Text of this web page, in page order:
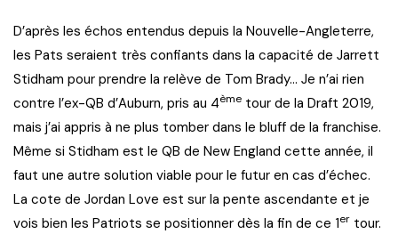
D’après les échos entendus depuis la Nouvelle-Angleterre,
les Pats seraient très confiants dans la capacité de Jarrett
Stidham pour prendre la relève de Tom Brady… Je n’ai rien
contre l’ex-QB d’Auburn, pris au 4ème tour de la Draft 2019,
mais j’ai appris à ne plus tomber dans le bluff de la franchise.
Même si Stidham est le QB de New England cette année, il
faut une autre solution viable pour le futur en cas d’échec.
La cote de Jordan Love est sur la pente ascendante et je
vois bien les Patriots se positionner dès la fin de ce 1er tour.